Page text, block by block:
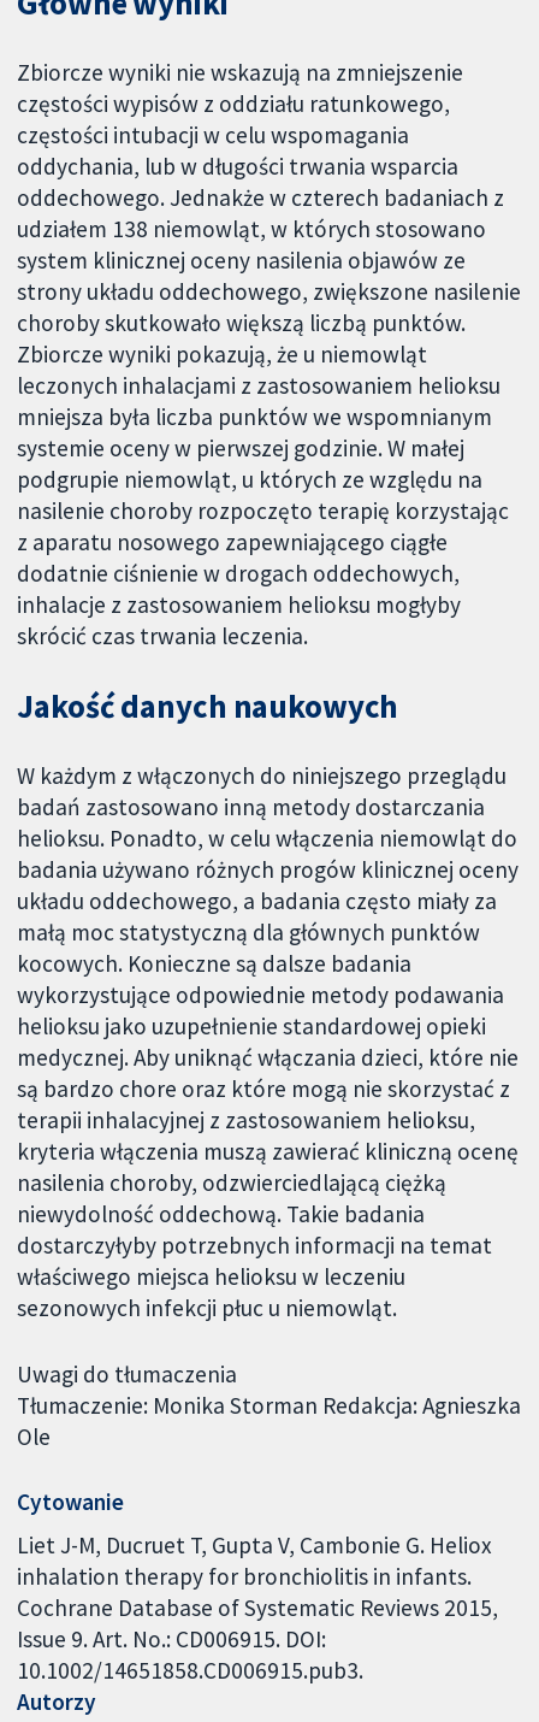
Zbiorcze wyniki nie wskazują na zmniejszenie
częstości wypisów z oddziału ratunkowego,
częstości intubacji w celu wspomagania
oddychania, lub w długości trwania wsparcia
oddechowego. Jednakże w czterech badaniach z
udziałem 138 niemowląt, w których stosowano
system klinicznej oceny nasilenia objawów ze
strony układu oddechowego, zwiększone nasilenie
choroby skutkowało większą liczbą punktów.
Zbiorcze wyniki pokazują, że u niemowląt
leczonych inhalacjami z zastosowaniem helioksu
mniejsza była liczba punktów we wspomnianym
systemie oceny w pierwszej godzinie. W małej
podgrupie niemowląt, u których ze względu na
nasilenie choroby rozpoczęto terapię korzystając
z aparatu nosowego zapewniającego ciągłe
dodatnie ciśnienie w drogach oddechowych,
inhalacje z zastosowaniem helioksu mogłyby
skrócić czas trwania leczenia.
Jakość danych naukowych
W każdym z włączonych do niniejszego przeglądu
badań zastosowano inną metody dostarczania
helioksu. Ponadto, w celu włączenia niemowląt do
badania używano różnych progów klinicznej oceny
układu oddechowego, a badania często miały za
małą moc statystyczną dla głównych punktów
kocowych. Konieczne są dalsze badania
wykorzystujące odpowiednie metody podawania
helioksu jako uzupełnienie standardowej opieki
medycznej. Aby uniknąć włączania dzieci, które nie
są bardzo chore oraz które mogą nie skorzystać z
terapii inhalacyjnej z zastosowaniem helioksu,
kryteria włączenia muszą zawierać kliniczną ocenę
nasilenia choroby, odzwierciedlającą ciężką
niewydolność oddechową. Takie badania
dostarczyłyby potrzebnych informacji na temat
właściwego miejsca helioksu w leczeniu
sezonowych infekcji płuc u niemowląt.
Uwagi do tłumaczenia
Tłumaczenie: Monika Storman Redakcja: Agnieszka
Ole
Cytowanie
Liet J-M, Ducruet T, Gupta V, Cambonie G. Heliox
inhalation therapy for bronchiolitis in infants.
Cochrane Database of Systematic Reviews 2015,
Issue 9. Art. No.: CD006915. DOI:
10.1002/14651858.CD006915.pub3.
Autorzy